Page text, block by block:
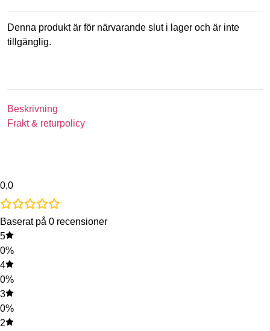
Denna produkt är för närvarande slut i lager och är inte
tillgänglig.
Beskrivning
Frakt & returpolicy
0,0
Baserat på 0 recensioner
5
0%
4
0%
3
0%
2